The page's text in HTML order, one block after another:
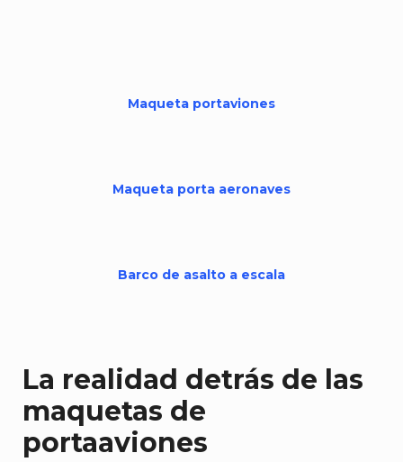
Maqueta portaviones
Maqueta porta aeronaves
Barco de asalto a escala
La realidad detrás de las
maquetas de
portaaviones